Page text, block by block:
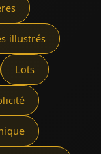
illustrés
Lots